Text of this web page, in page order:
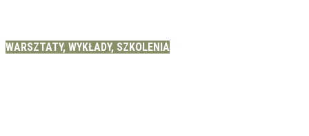
WARSZTATY, WYKŁADY, SZKOLENIA